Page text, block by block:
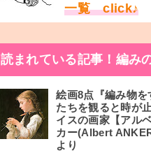
一覧 click♪
読まれている記事！編み
絵画8点『編み物を
たちを観ると時が
イスの画家【アル
カー(Albert
より